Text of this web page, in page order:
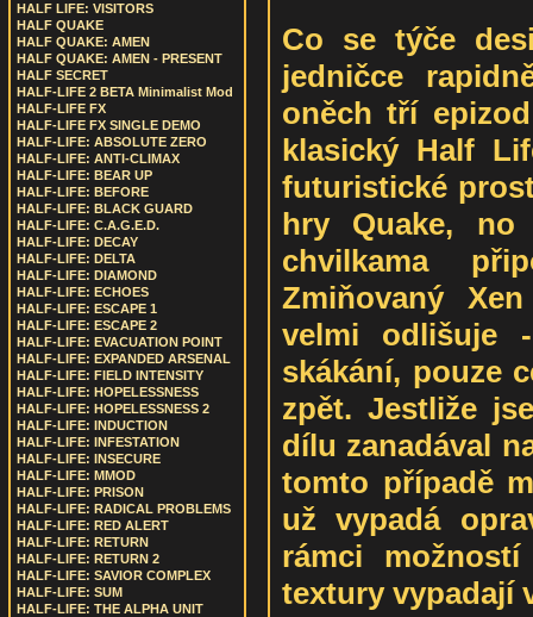
HALF LIFE: VISITORS
HALF QUAKE
HALF QUAKE: AMEN
HALF QUAKE: AMEN - PRESENT
HALF SECRET
HALF-LIFE 2 BETA Minimalist Mod
HALF-LIFE FX
HALF-LIFE FX SINGLE DEMO
HALF-LIFE: ABSOLUTE ZERO
HALF-LIFE: ANTI-CLIMAX
HALF-LIFE: BEAR UP
HALF-LIFE: BEFORE
HALF-LIFE: BLACK GUARD
HALF-LIFE: C.A.G.E.D.
HALF-LIFE: DECAY
HALF-LIFE: DELTA
HALF-LIFE: DIAMOND
HALF-LIFE: ECHOES
HALF-LIFE: ESCAPE 1
HALF-LIFE: ESCAPE 2
HALF-LIFE: EVACUATION POINT
HALF-LIFE: EXPANDED ARSENAL
HALF-LIFE: FIELD INTENSITY
HALF-LIFE: HOPELESSNESS
HALF-LIFE: HOPELESSNESS 2
HALF-LIFE: INDUCTION
HALF-LIFE: INFESTATION
HALF-LIFE: INSECURE
HALF-LIFE: MMOD
HALF-LIFE: PRISON
HALF-LIFE: RADICAL PROBLEMS
HALF-LIFE: RED ALERT
HALF-LIFE: RETURN
HALF-LIFE: RETURN 2
HALF-LIFE: SAVIOR COMPLEX
HALF-LIFE: SUM
HALF-LIFE: THE ALPHA UNIT
Co se týče
jedničce
oněch tří
klasický Half
futuristické
hry Quake,
chvilkama
Zmiňovaný
velmi odlišuje
skákání, pouze
zpět. Jestliže
dílu zanadával
tomto případě
už vypadá
rámci
textury vypadají